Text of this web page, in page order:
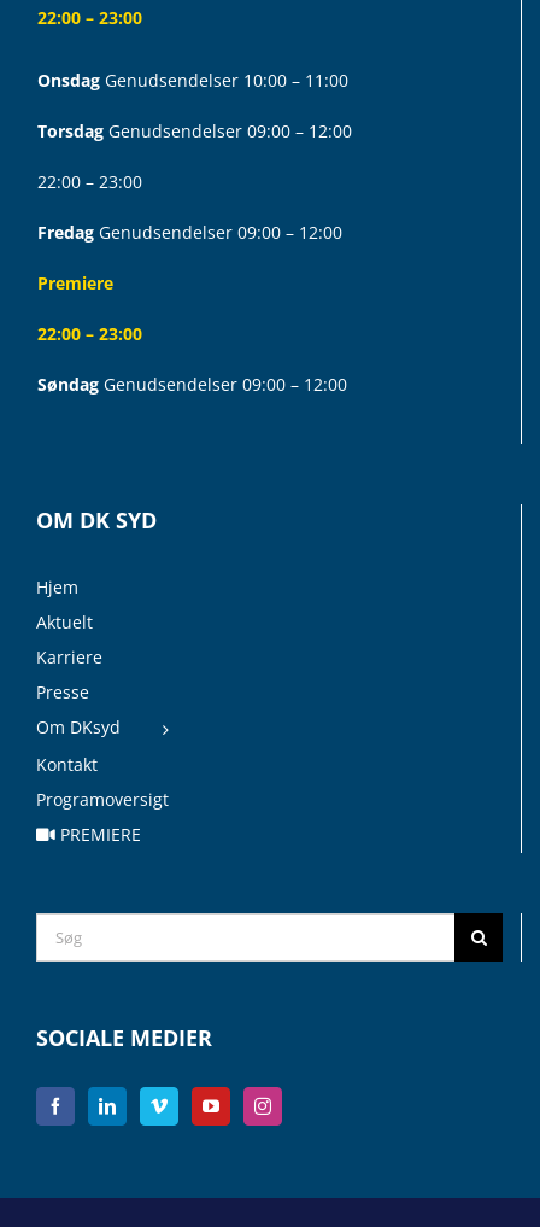
22:00 – 23:00
Onsdag Genudsendelser 10:00 – 11:00
Torsdag Genudsendelser 09:00 – 12:00
22:00 – 23:00
Fredag Genudsendelser 09:00 – 12:00
Premiere
22:00 – 23:00
Søndag Genudsendelser 09:00 – 12:00
OM DK SYD
Hjem
Aktuelt
Karriere
Presse
Om DKsyd
Kontakt
Programoversigt
PREMIERE
Search
for:
SOCIALE MEDIER